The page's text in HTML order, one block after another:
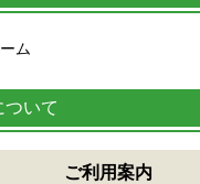
ム
ついて
ご利用案内